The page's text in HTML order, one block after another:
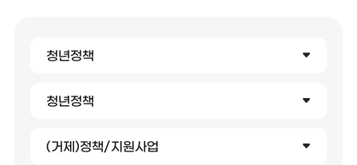
청년정책
청년정책
(거제)정책/지원사업